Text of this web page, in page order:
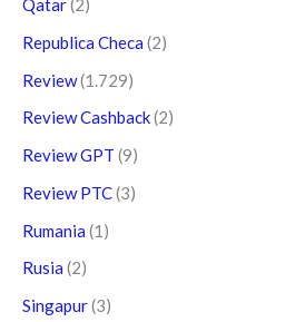
Qatar(2)
Republica Checa (2)
Review(1.729)
Review Cashback(2)
Review GPT (9)
Review PTC(3)
Rumania (1)
Rusia (2)
Singapur(3)